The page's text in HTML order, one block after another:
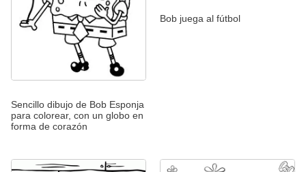
Sencillo dibujo de Bob Esponja
para colorear, con un globo en
forma de corazón
Bob juega al fútbol